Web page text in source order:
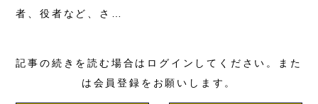
者、役者など、さ…
記事の続きを読む場合はログインしてください。また
は会員登録をお願いします。